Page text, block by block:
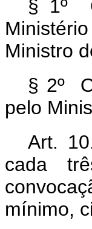
§ 1º
Ministro
§ 2º
pelo
Art.
cada
mínimo,